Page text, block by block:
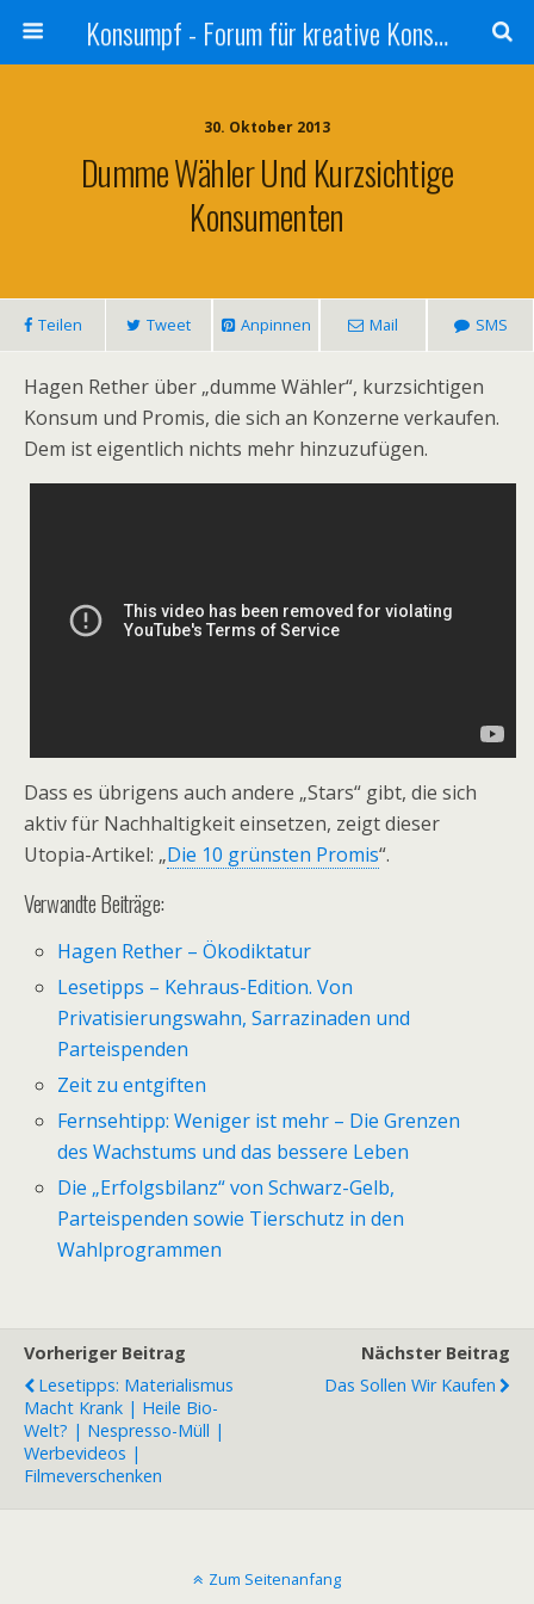
Konsumpf - Forum für kreative Konsumkritik - Culture Jamming, Nachhaltigkeit, Konzernkritik, Adbusting
30. Oktober 2013
Dumme Wähler Und Kurzsichtige
Konsumenten
Teilen Tweet Anpinnen Mail SMS
Hagen Rether über „dumme Wähler“, kurzsichtigen
Konsum und Promis, die sich an Konzerne verkaufen.
Dem ist eigentlich nichts mehr hinzuzufügen.
Dass es übrigens auch andere „Stars“ gibt, die sich
aktiv für Nachhaltigkeit einsetzen, zeigt dieser
Utopia-Artikel: „Die 10 grünsten Promis“.
Verwandte Beiträge:
Hagen Rether – Ökodiktatur
Lesetipps – Kehraus-Edition. Von
Privatisierungswahn, Sarrazinaden und
Parteispenden
Zeit zu entgiften
Fernsehtipp: Weniger ist mehr – Die Grenzen
des Wachstums und das bessere Leben
Die „Erfolgsbilanz“ von Schwarz-Gelb,
Parteispenden sowie Tierschutz in den
Wahlprogrammen
Vorheriger Beitrag
Lesetipps: Materialismus
Macht Krank | Heile Bio-
Welt? | Nespresso-Müll |
Werbevideos |
Filmeverschenken
Nächster Beitrag
Das Sollen Wir Kaufen
Zum Seitenanfang